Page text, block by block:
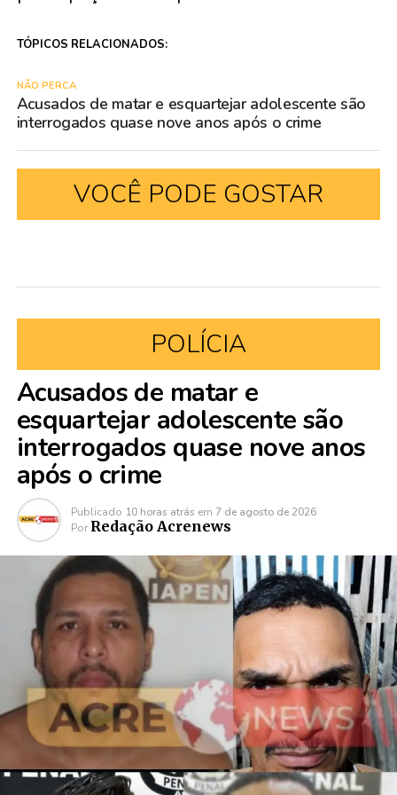
TÓPICOS RELACIONADOS:
NÃO PERCA
Acusados de matar e esquartejar adolescente são
interrogados quase nove anos após o crime
VOCÊ PODE GOSTAR
POLÍCIA
Acusados de matar e
esquartejar adolescente são
interrogados quase nove anos
após o crime
Publicado 10 horas atrás em 7 de agosto de 2026
Por Redação Acrenews